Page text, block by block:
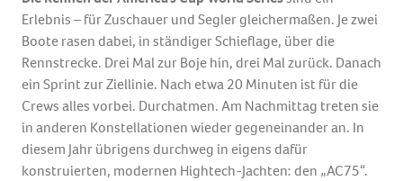
Erlebnis – für Zuschauer und Segler gleichermaßen. Je zwei
Boote rasen dabei, in ständiger Schieflage, über die
Rennstrecke. Drei Mal zur Boje hin, drei Mal zurück. Danach
ein Sprint zur Ziellinie. Nach etwa 20 Minuten ist für die
Crews alles vorbei. Durchatmen. Am Nachmittag treten sie
in anderen Konstellationen wieder gegeneinander an. In
diesem Jahr übrigens durchweg in eigens dafür
konstruierten, modernen Hightech-Jachten: den „AC75“.